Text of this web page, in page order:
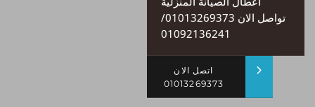
تواصل الان 01013269373/
01092136241
اتصل الان
01013269373